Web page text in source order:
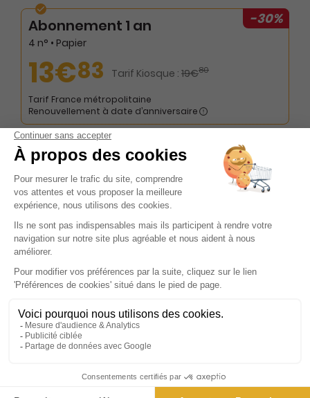
-30%
Abonnement 1 an
4 n° • Papier
13€83 Tarif Kiosque : 19€80
Tarif France métropolitaine
Renouvellement à date d’anniversaire
Présentation du magazine Mes Pêle-Mêle
Enfants
La revue "Mots Mêlés pour Enfants et d'Autres Super Jeux !"
est un véritable trésor pour les jeunes esprits curieux et
avides de défis ludiques. Conçue spécialement pour les
enfants, cette publication est le compagnon idéal pour les
vacances, offrant un divertissement intelligent et éducatif
voyage pratique, elle se glisse facilement dans un sac à
dos ou une valise, prête à être emportée partout, que ce
soit à la plage, à la montagne ou lors d'un long trajet en
voiture. Chaque numéro regorge de pages colorées et
conçus pour stimuler l'esprit des enfants tout en